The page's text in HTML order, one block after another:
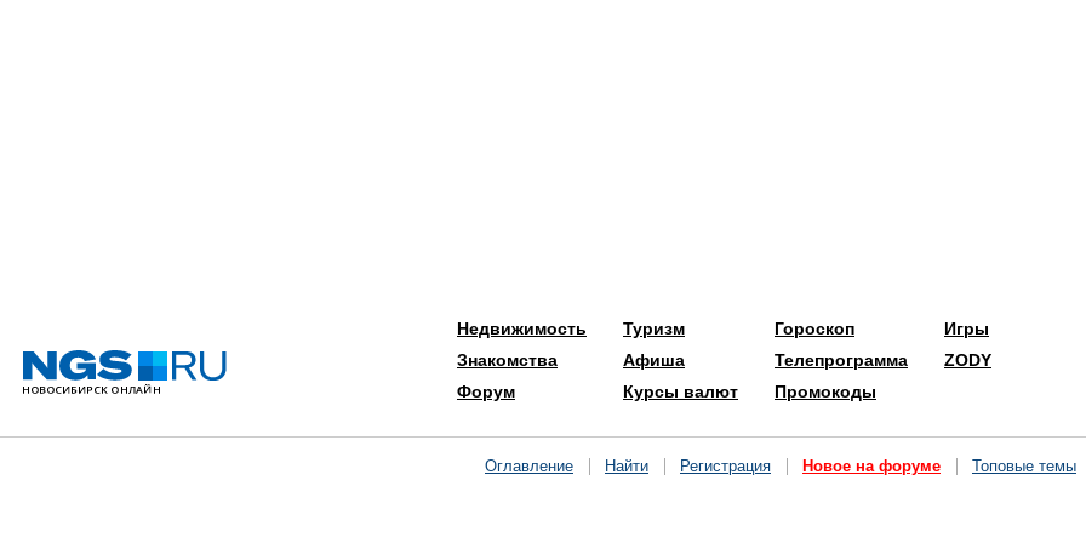
Недвижимость
Знакомства
Форум
Туризм
Афиша
Курсы валют
Гороскоп
Телепрограмма
Промокоды
Игры
ZODY
Оглавление Найти Регистрация Новое на форуме Топовые темы